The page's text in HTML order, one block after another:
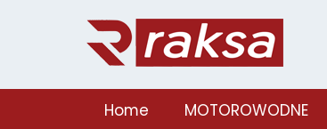
Home MOTOROWODNE